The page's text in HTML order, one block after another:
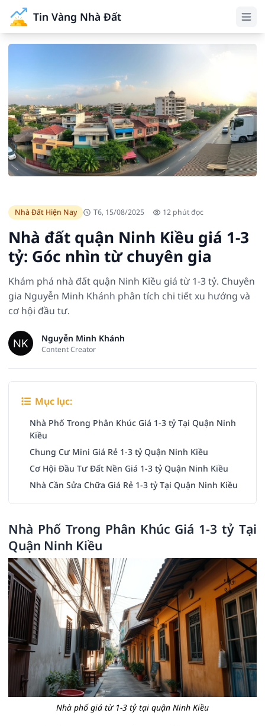
Tin Vàng Nhà Đất
Nhà Đất Hiện Nay T6, 15/08/2025 12 phút đọc
Nhà đất quận Ninh Kiều giá 1-3
tỷ: Góc nhìn từ chuyên gia
Khám phá nhà đất quận Ninh Kiều giá từ 1-3 tỷ. Chuyên
gia Nguyễn Minh Khánh phân tích chi tiết xu hướng và
cơ hội đầu tư.
Nguyễn Minh Khánh
Content Creator
Mục lục:
Nhà Phố Trong Phân Khúc Giá 1-3 tỷ Tại Quận Ninh
Kiều
Chung Cư Mini Giá Rẻ 1-3 tỷ Quận Ninh Kiều
Cơ Hội Đầu Tư Đất Nền Giá 1-3 tỷ Quận Ninh Kiều
Nhà Cần Sửa Chữa Giá Rẻ 1-3 tỷ Tại Quận Ninh Kiều
Nhà Phố Trong Phân Khúc Giá 1-3 tỷ Tại
Quận Ninh Kiều
Nhà phố giá từ 1-3 tỷ tại quận Ninh Kiều